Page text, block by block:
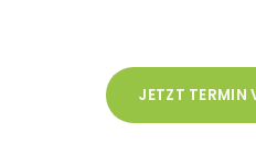
JETZT TERMIN
Rufen Sie uns direkt